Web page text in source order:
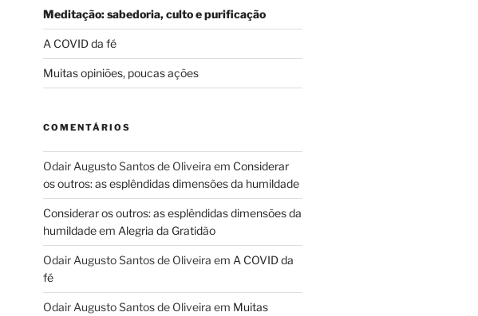
Meditação: sabedoria, culto e purificação
A COVID da fé
Muitas opiniões, poucas ações
COMENTÁRIOS
Odair Augusto Santos de Oliveira em Considerar
os outros: as esplêndidas dimensões da humildade
Considerar os outros: as esplêndidas dimensões da
humildadeem Alegria da Gratidão
Odair Augusto Santos de Oliveira em A COVID da
fé
Odair Augusto Santos de Oliveira em Muitas